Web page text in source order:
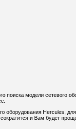
поиска модели сетевого
оборудования Hercules,
и Вам будет